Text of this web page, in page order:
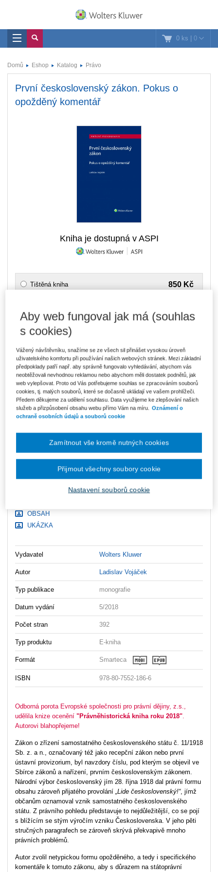
0 ks | 0
Domů Eshop Katalog Právo
První československý zákon. Pokus o
opožděný komentář
Kniha je dostupná v ASPI
850 Kč
Tištěná kniha
723 Kč
E-kniha Smarteca + soubory ke stažení
V prodeji - ihned k dispozici
Co je Smarteca?
Kde najdu soubory e-knih?
1 212 Kč
Ušetříte 637 Kč
DMOC 1 849 Kč
Balíček - Tištěná kniha + E-kniha
Smarteca + soubory ke stažení
Skladem - expedice do 2 pracovních dnů
Co je Smarteca?
důvodů nemůžeme vystavovat daňové doklady. Budou vám
zaslány dodatečně e-mailem.
ks Vložit do košíku
OBSAH
UKÁZKA
Vydavatel Wolters Kluwer
Autor Ladislav Vojáček
Typ publikace monografie
Datum vydání 5/2018
Počet stran 392
Typ produktu E-kniha
Formát Smarteca
ISBN 978-80-7552-186-6
Odborná porota Evropské společnosti pro právní dějiny, z.s.,
udělila knize ocenění "Právněhistorická kniha roku 2018"
Autorovi blahopřejeme!
Zákon o zřízení samostatného československého státu č. 11/1918
Sb. z. a n., označovaný též jako recepční zákon nebo první
ústavní provizorium, byl navzdory číslu, pod kterým se objevil ve
Sbírce zákonů a nařízení, prvním československým zákonem.
Národní výbor československý jím 28. října 1918 dal právní formu
obsahu zároveň přijatého provolání „Lide československý!“, jímž
občanům oznamoval vznik samostatného československého
státu. Z právního pohledu představuje to nejdůležitější, co se pojí
s blížícím se stým výročím vzniku Československa. V jeho pěti
stručných paragrafech se zároveň skrývá překvapivě mnoho
právních problémů.
Autor zvolil netypickou formu opožděného, a tedy i specifického
komentáře k tomuto zákonu, aby s důrazem na státoprávní
Aby web fungoval jak má (souhlas
s cookies)
Vážený návštěvníku, snažíme se ze všech sil přinášet vysokou úroveň
uživatelského komfortu při používání našich webových stránek. Mezi základní
předpoklady patří např. aby správně fungovalo vyhledávání, abychom vás
neobtěžovali nevhodnou reklamou nebo abychom měli dostatek podnětů, jak
web vylepšovat. Proto od Vás potřebujeme souhlas se zpracováním souborů
cookies, tj. malých souborů, které se dočasně ukládají ve vašem prohlížeči.
Předem děkujeme za udělení souhlasu. Data využijeme ke zlepšování našich
služeb a přizpůsobení obsahu webu přímo Vám na míru.
Oznámení o
ochraně osobních údajů a souborů cookie
Nastavení souborů cookie
Zamítnout vše kromě nutných cookies
Přijmout všechny soubory cookie